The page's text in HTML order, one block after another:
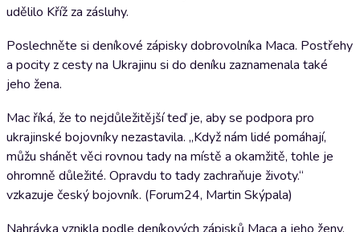
udělilo Kříž za zásluhy.
Poslechněte si deníkové zápisky dobrovolníka Maca. Postřehy
a pocity z cesty na Ukrajinu si do deníku zaznamenala také
jeho žena.
Mac říká, že to nejdůležitější teď je, aby se podpora pro
ukrajinské bojovníky nezastavila. „Když nám lidé pomáhají,
můžu shánět věci rovnou tady na místě a okamžitě, tohle je
ohromně důležité. Opravdu to tady zachraňuje životy.“
vzkazuje český bojovník. (Forum24, Martin Skýpala)